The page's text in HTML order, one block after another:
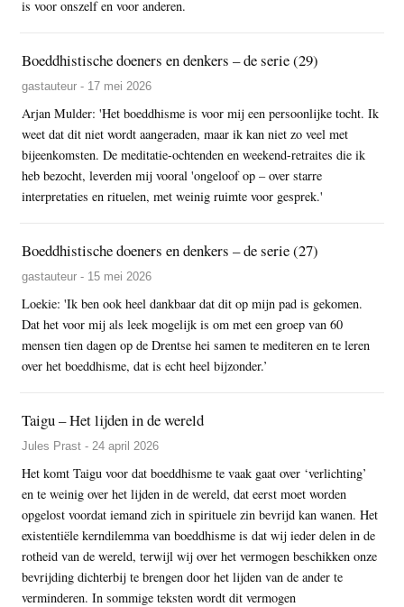
is voor onszelf en voor anderen.
Boeddhistische doeners en denkers – de serie (29)
gastauteur - 17 mei 2026
Arjan Mulder: 'Het boeddhisme is voor mij een persoonlijke tocht. Ik
weet dat dit niet wordt aangeraden, maar ik kan niet zo veel met
bijeenkomsten. De meditatie-ochtenden en weekend-retraites die ik
heb bezocht, leverden mij vooral 'ongeloof op – over starre
interpretaties en rituelen, met weinig ruimte voor gesprek.'
Boeddhistische doeners en denkers – de serie (27)
gastauteur - 15 mei 2026
Loekie: 'Ik ben ook heel dankbaar dat dit op mijn pad is gekomen.
Dat het voor mij als leek mogelijk is om met een groep van 60
mensen tien dagen op de Drentse hei samen te mediteren en te leren
over het boeddhisme, dat is echt heel bijzonder.’
Taigu – Het lijden in de wereld
Jules Prast - 24 april 2026
Het komt Taigu voor dat boeddhisme te vaak gaat over ‘verlichting’
en te weinig over het lijden in de wereld, dat eerst moet worden
opgelost voordat iemand zich in spirituele zin bevrijd kan wanen. Het
existentiële kerndilemma van boeddhisme is dat wij ieder delen in de
rotheid van de wereld, terwijl wij over het vermogen beschikken onze
bevrijding dichterbij te brengen door het lijden van de ander te
verminderen. In sommige teksten wordt dit vermogen